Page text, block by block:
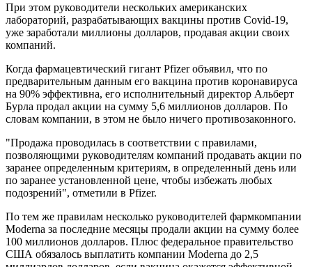
При этом руководители нескольких американских
лабораторий, разрабатывающих вакцины против Covid-19,
уже заработали миллионы долларов, продавая акции своих
компаний.
Когда фармацевтический гигант Pfizer объявил, что по
предварительным данным его вакцина против коронавируса
на 90% эффективна, его исполнительный директор Альберт
Бурла продал акции на сумму 5,6 миллионов долларов. По
словам компании, в этом не было ничего противозаконного.
"Продажа проводилась в соответствии с правилами,
позволяющими руководителям компаний продавать акции по
заранее определенным критериям, в определенный день или
по заранее установленной цене, чтобы избежать любых
подозрений", отметили в Pfizer.
По тем же правилам несколько руководителей фармкомпании
Moderna за последние месяцы продали акции на сумму более
100 миллионов долларов. Плюс федеральное правительство
США обязалось выплатить компании Moderna до 2,5